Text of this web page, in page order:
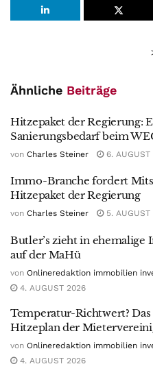
Ähnliche Beiträge
Hitzepaket der Regierung:
Sanierungsbedarf beim
von Charles Steiner 6. AUGUST
Immo-Branche fordert
Hitzepaket der Regierung
von Charles Steiner 5. AUGUST
Butler’s zieht in ehemalige
auf der MaHü
von Onlineredaktion immobilien
4. AUGUST 2026
Temperatur-Richtwert?
Hitzeplan der
von Onlineredaktion immobilien
4. AUGUST 2026